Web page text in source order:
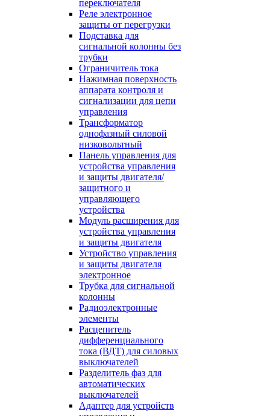
переключателя
Реле электронное
защиты от перегрузки
Подставка для
сигнальной колонны без
трубки
Ограничитель тока
Нажимная поверхность
аппарата контроля и
сигнализации для цепи
управления
Трансформатор
однофазный силовой
низковольтный
Панель управления для
устройства управления
и защиты двигателя/
защитного и
управляющего
устройства
Модуль расширения для
устройства управления
и защиты двигателя
Устройство управления
и защиты двигателя
электронное
Трубка для сигнальной
колонны
Радиоэлектронные
элементы
Расцепитель
дифференциального
тока (ВДТ) для силовых
выключателей
Разделитель фаз для
автоматических
выключателей
Адаптер для устройств